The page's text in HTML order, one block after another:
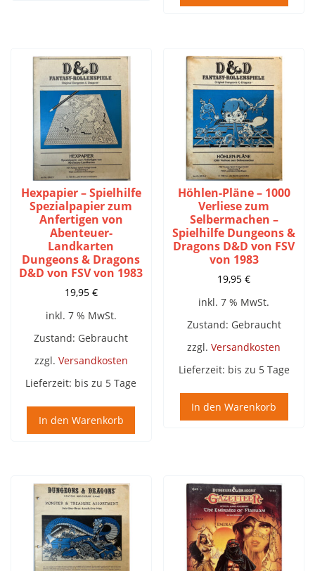
Hexpapier – Spielhilfe
Spezialpapier zum
Anfertigen von
Abenteuer-
Landkarten
Dungeons & Dragons
D&D von FSV von 1983
19,95 €
inkl. 7 % MwSt.
Zustand: Gebraucht
zzgl. Versandkosten
Lieferzeit: bis zu 5 Tage
In den Warenkorb
Höhlen-Pläne – 1000
Verliese zum
Selbermachen –
Spielhilfe Dungeons &
Dragons D&D von FSV
von 1983
19,95€
inkl. 7 % MwSt.
Zustand: Gebraucht
zzgl.Versandkosten
Lieferzeit: bis zu 5 Tage
In den Warenkorb